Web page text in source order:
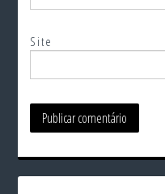
Site